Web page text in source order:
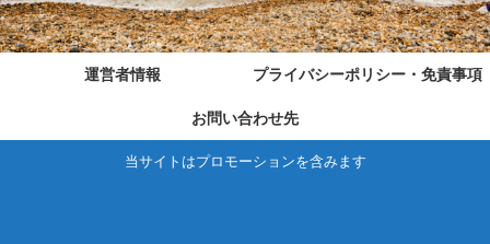
運営者情報 プライバシーポリシー・免責事項
お問い合わせ先
当サイトはプロモーションを含みます